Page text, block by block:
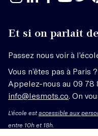
Et si on parlait
Passez nous voir à
Vous n’êtes pas à Paris
Appelez-nous au 09 78
info@lesmots.co . On
L'école estaccessible aux
entre 10h et 18h.